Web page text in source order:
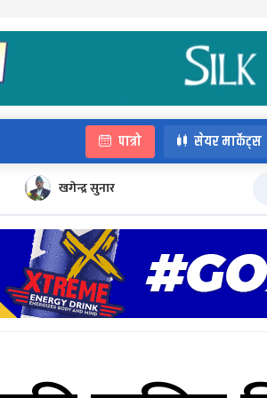
पात्रो सेयर मार्केट्स
खगेन्द्र सुनार